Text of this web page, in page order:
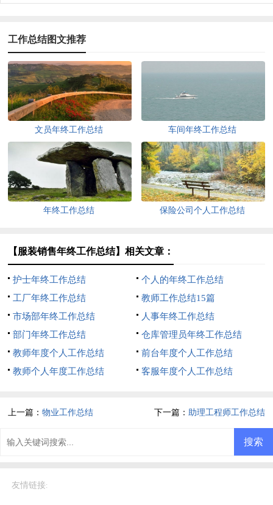
工作总结图文推荐
文员年终工作总结 车间年终工作总结
年终工作总结 保险公司个人工作总结
【服装销售年终工作总结】相关文章：
护士年终工作总结
个人的年终工作总结
工厂年终工作总结
教师工作总结15篇
市场部年终工作总结
人事年终工作总结
部门年终工作总结
仓库管理员年终工作总结
教师年度个人工作总结
前台年度个人工作总结
教师个人年度工作总结
客服年度个人工作总结
上一篇：物业工作总结 下一篇： 助理工程师工作总结
友情链接: